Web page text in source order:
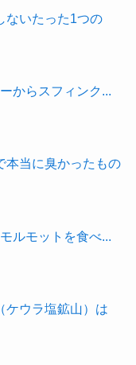
ないたった1つの
からスフィンク...
本当に臭かったもの
ルモットを食べ...
ケウラ塩鉱山）は